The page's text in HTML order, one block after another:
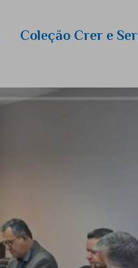
Coleção Crer e Ser